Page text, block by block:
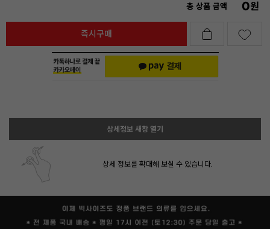
총 상품 금액 0원
즉시구매
상세정보 새창 열기
상세 정보를 확대해 보실 수 있습니다.